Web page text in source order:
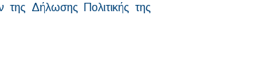
Δήλωσης Πολιτικής της